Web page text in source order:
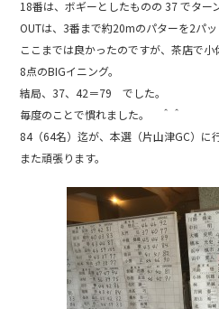
o
k
18番は、ボギーとしたものの 37 でターン
OUTは、3番まで約20mのパターを2パ
ここまでは良かったのですが、茶店で
8点のBIGイニング。
結局、37、42＝79 でした。
毎度のことで慣れました。 ＾＾
84（64名）迄が、本選（片山津GC）に
また頑張ります。